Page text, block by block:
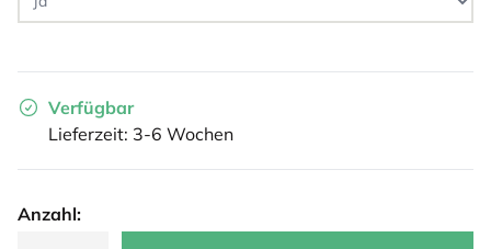
Verfügbar
Lieferzeit: 3-6 Wochen
Anzahl: